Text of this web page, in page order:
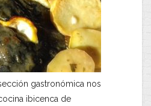
gastronómica nos
ibicenca de